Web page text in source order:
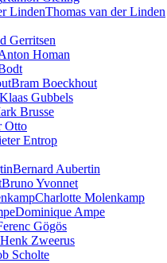
Thomas van der Linden
Gerritsen
Homan
Bram Boeckhout
Klaas Gubbels
Brusse
Otto
Entrop
Bernard Aubertin
Bruno Yvonnet
Charlotte Molenkamp
Dominique Ampe
Gögös
Henk Zweerus
Scholte